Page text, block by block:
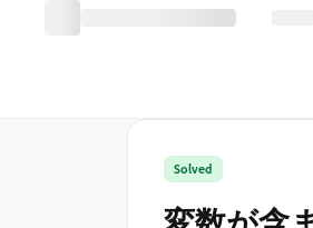
Solved